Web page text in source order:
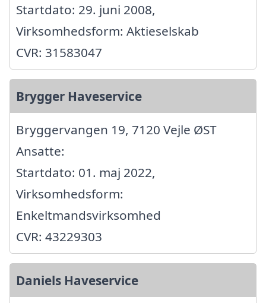
Startdato: 29. juni 2008,
Virksomhedsform: Aktieselskab
CVR: 31583047
Brygger Haveservice
Bryggervangen 19, 7120 Vejle ØST
Ansatte:
Startdato: 01. maj 2022,
Virksomhedsform:
Enkeltmandsvirksomhed
CVR: 43229303
Daniels Haveservice